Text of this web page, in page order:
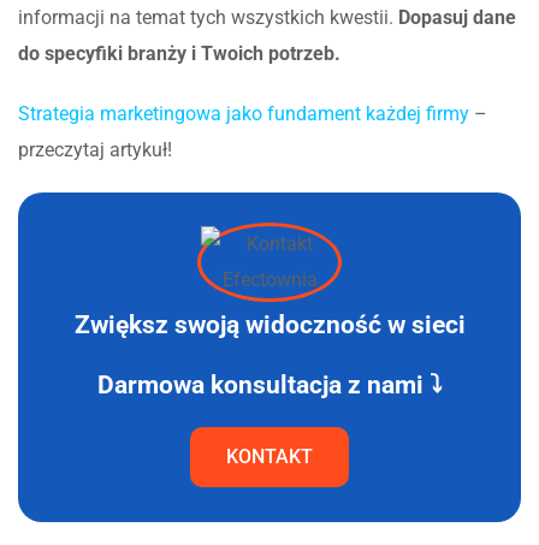
informacji na temat tych wszystkich kwestii. Dopasuj dane
do specyfiki branży i Twoich potrzeb.
Strategia marketingowa jako fundament każdej firmy –
przeczytaj artykuł!
Zwiększ swoją widoczność w sieci
Darmowa konsultacja z nami ⤵
KONTAKT